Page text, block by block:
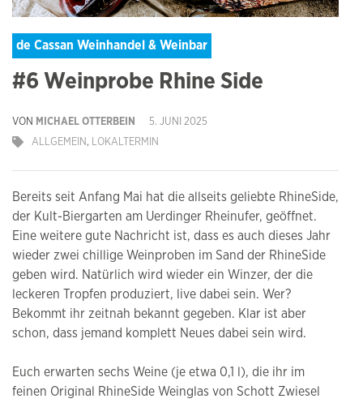
de Cassan Weinhandel & Weinbar
#6 Weinprobe Rhine Side
VON MICHAEL OTTERBEIN
5. JUNI 2025
ALLGEMEIN , LOKALTERMIN
Bereits seit Anfang Mai hat die allseits geliebte RhineSide,
der Kult-Biergarten am Uerdinger Rheinufer, geöffnet.
Eine weitere gute Nachricht ist, dass es auch dieses Jahr
wieder zwei chillige Weinproben im Sand der RhineSide
geben wird. Natürlich wird wieder ein Winzer, der die
leckeren Tropfen produziert, live dabei sein. Wer?
Bekommt ihr zeitnah bekannt gegeben. Klar ist aber
schon, dass jemand komplett Neues dabei sein wird.
Euch erwarten sechs Weine (je etwa 0,1 l), die ihr im
feinen Original RhineSide Weinglas von Schott Zwiesel